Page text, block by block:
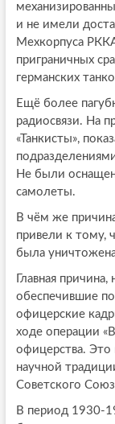
и не имели
Мехкорпуса
приграничных
германских
Ещё более
радиосвязи. На
«Танкисты»,
Не были
самолеты.
В чём же
привели к тому,
была уничтожена
Главная
обеспечившие
офицерские
ходе операции
офицерства. Это
научной
Советского
В период 1930-